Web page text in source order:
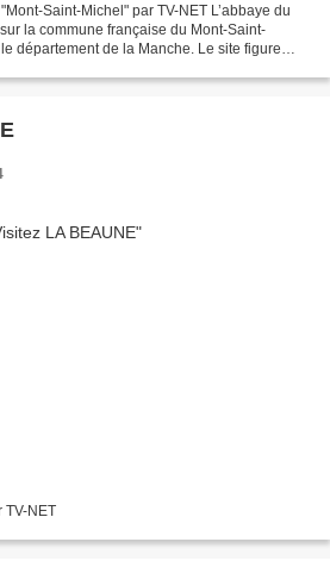
Saint-Michel" par TV-NET L’abbaye du
la commune française du Mont-Saint-
département de la Manche. Le site figure
TV-NET